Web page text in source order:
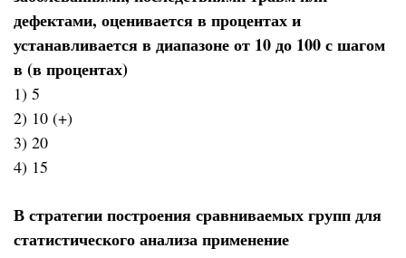
дефектами, оценивается в процентах и
устанавливается в диапазоне от 10 до 100 с шагом
в (в процентах)
1) 5
2) 10 (+)
3) 20
4) 15
В стратегии построения сравниваемых групп для
статистического анализа применение